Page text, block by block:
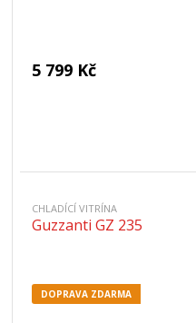
5 799 Kč
CHLADÍCÍ VITRÍNA
Guzzanti GZ 235
DOPRAVA ZDARMA